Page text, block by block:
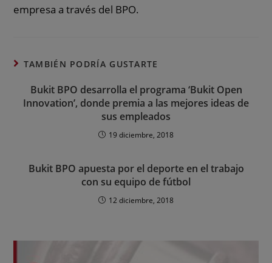
empresa a través del BPO.
TAMBIÉN PODRÍA GUSTARTE
Bukit BPO desarrolla el programa ‘Bukit Open
Innovation’, donde premia a las mejores ideas de
sus empleados
19 diciembre, 2018
Bukit BPO apuesta por el deporte en el trabajo
con su equipo de fútbol
12 diciembre, 2018